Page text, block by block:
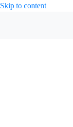
Skip to content